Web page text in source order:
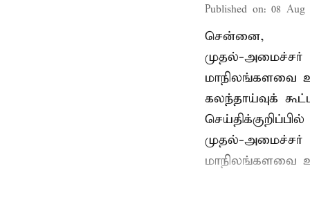
Published on: 08 Aug
சென்னை,
முதல்-அமைச்சர்
மாநிலங்களவை
கலந்தாய்வுக்
முதல்-அமைச்சர்
மாநிலங்களவை